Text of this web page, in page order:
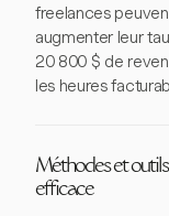
freelances
augmenter leur
20 800 $ de
les heures
Méthodes et
efficace